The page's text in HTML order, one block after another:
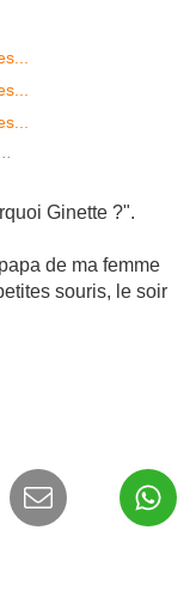
Ginette ?".
de ma femme
souris, le soir